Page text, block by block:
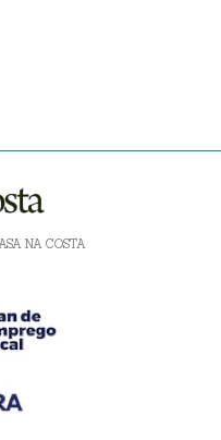
NA COSTA